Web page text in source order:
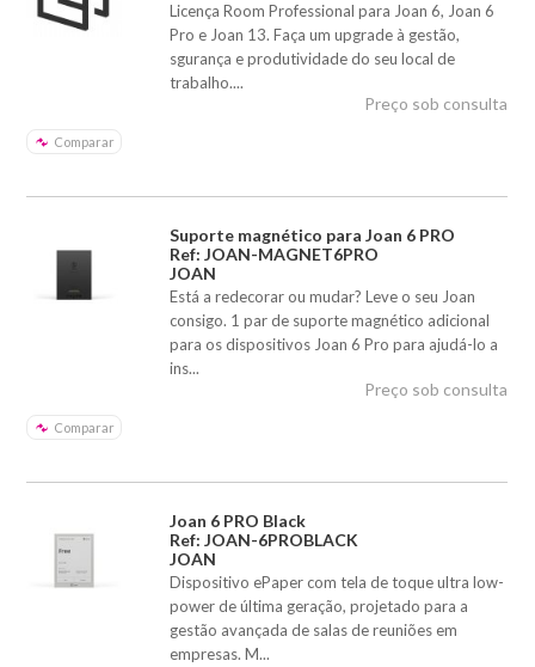
Licença Room Professional para Joan 6, Joan 6
Pro e Joan 13. Faça um upgrade à gestão,
sgurança e produtividade do seu local de
trabalho....
Comparar
Preço sob consulta
Suporte magnético para Joan 6 PRO
Ref: JOAN-MAGNET6PRO
JOAN
Está a redecorar ou mudar? Leve o seu Joan
consigo. 1 par de suporte magnético adicional
para os dispositivos Joan 6 Pro para ajudá-lo a
ins...
Comparar
Preço sob consulta
Joan 6 PRO Black
Ref: JOAN-6PROBLACK
JOAN
Dispositivo ePaper com tela de toque ultra low-
power de última geração, projetado para a
gestão avançada de salas de reuniões em
empresas. M...